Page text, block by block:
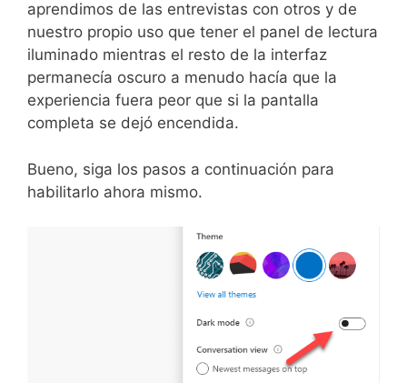
aprendimos de las entrevistas con otros y de
nuestro propio uso que tener el panel de lectura
iluminado mientras el resto de la interfaz
permanecía oscuro a menudo hacía que la
experiencia fuera peor que si la pantalla
completa se dejó encendida.
Bueno, siga los pasos a continuación para
habilitarlo ahora mismo.